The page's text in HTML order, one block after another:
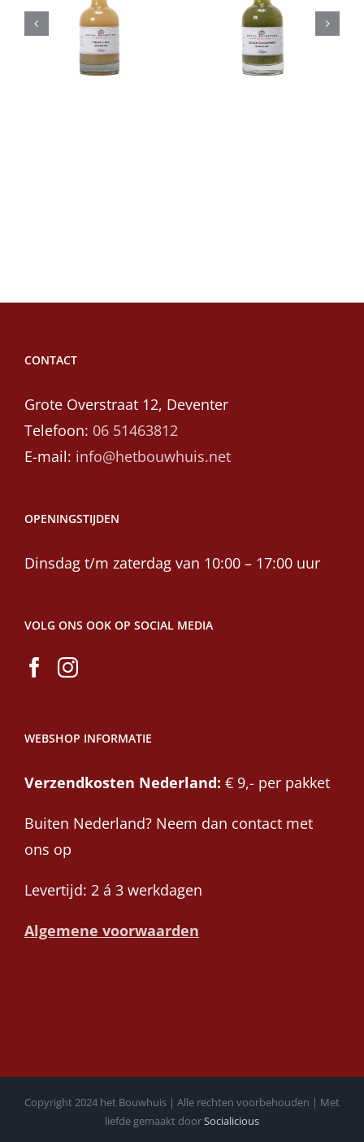
komkommer
azijn
Toevoegen
sinaasappel
azijn
Toevoegen
CONTACT
Grote Overstraat 12, Deventer
Telefoon: 06 51463812
E-mail: info@hetbouwhuis.net
OPENINGSTIJDEN
Dinsdag t/m zaterdag van 10:00 – 17:00 uur
VOLG ONS OOK OP SOCIAL MEDIA
WEBSHOP INFORMATIE
Verzendkosten Nederland: € 9,- per pakket
Buiten Nederland? Neem dan contact met
ons op
Levertijd: 2 á 3 werkdagen
Algemene voorwaarden
Copyright 2024 het Bouwhuis | Alle rechten voorbehouden | Met
liefde gemaakt doorSocialicious